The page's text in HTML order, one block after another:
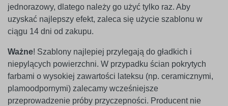
jednorazowy, dlatego należy go użyć tylko raz. Aby
uzyskać najlepszy efekt, zaleca się użycie szablonu w
ciągu 14 dni od zakupu.
Ważne! Szablony najlepiej przylegają do gładkich i
niepylących powierzchni. W przypadku ścian pokrytych
farbami o wysokiej zawartości lateksu (np. ceramicznymi,
plamoodpornymi) zalecamy wcześniejsze
przeprowadzenie próby przyczepności. Producent nie